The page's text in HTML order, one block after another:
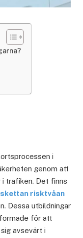
i
genom att
trafiken. Det finns
risktvåan
Dessa utbildningar
för att
avsevärt i